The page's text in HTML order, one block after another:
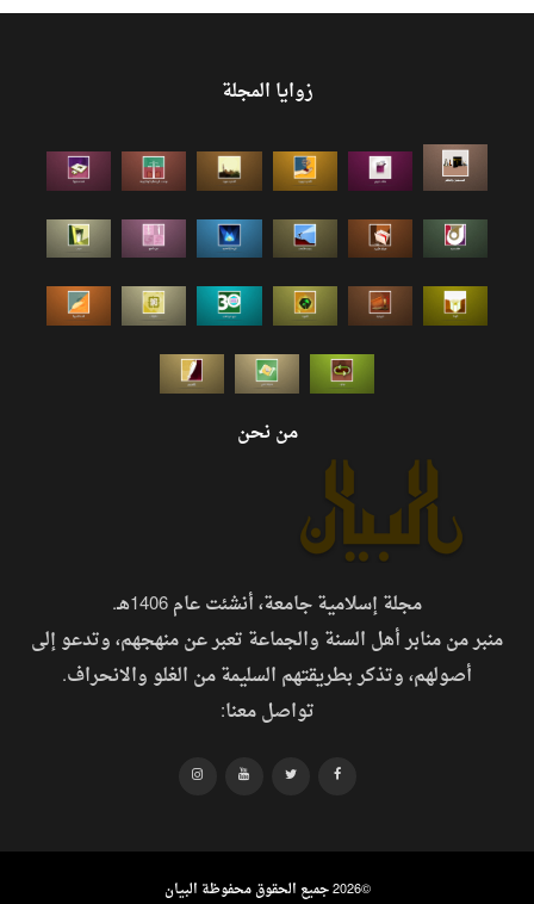
زوايا المجلة
من نحن
مجلة إسلامية جامعة، أنشئت عام 1406هـ.
منبر من منابر أهل السنة والجماعة تعبر عن منهجهم، وتدعو إلى
أصولهم، وتذكر بطريقتهم السليمة من الغلو والانحراف.
تواصل معنا:
2026 جميع الحقوق محفوظة البيان